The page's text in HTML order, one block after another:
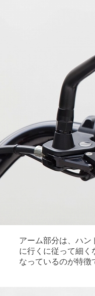
アーム部分は、ハン
に行くに従って細く
なっているのが特徴